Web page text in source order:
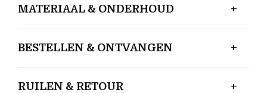
MATERIAAL & ONDERHOUD
BESTELLEN & ONTVANGEN
RUILEN & RETOUR